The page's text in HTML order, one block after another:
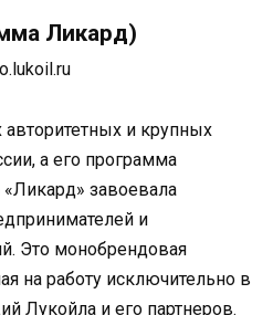
Ликард)
и крупных
а его программа
«Ликард» завоевала
и
Это монобрендовая
на работу исключительно в
Лукойла и его партнеров.